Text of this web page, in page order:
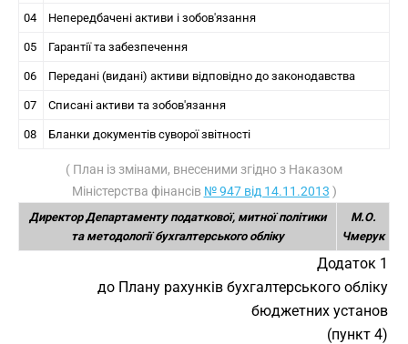
04 Непередбачені активи і зобов'язання
05 Гарантії та забезпечення
06 Передані (видані) активи відповідно до законодавства
07 Списані активи та зобов'язання
08 Бланки документів суворої звітності
( План із змінами, внесеними згідно з Наказом
Міністерства фінансів № 947 від 14.11.2013 )
Директор Департаменту податкової, митної політики
та методології бухгалтерського обліку
М.О.
Чмерук
Додаток 1
до Плану рахунків бухгалтерського обліку
бюджетних установ
(пункт 4)